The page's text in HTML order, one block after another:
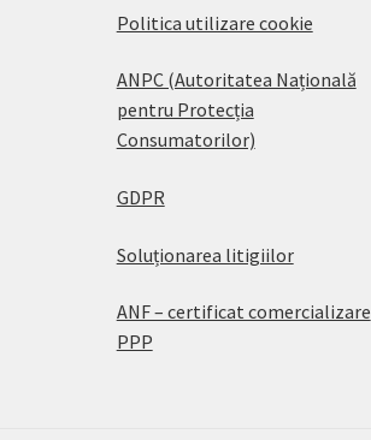
Politica utilizare cookie
ANPC (Autoritatea Națională
pentru Protecția
Consumatorilor)
GDPR
Soluționarea litigiilor
ANF – certificat comercializare
PPP